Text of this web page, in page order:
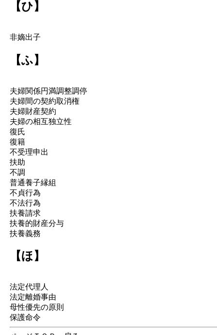
【ひ】
非嫡出子
【ふ】
夫婦関係円満調整調停
夫婦間の契約取消権
夫婦財産契約
夫婦の相互独立性
復氏
復籍
不受理申出
扶助
不調
普通養子縁組
不貞行為
不法行為
扶養請求
扶養的財産分与
扶養義務
【ほ】
法定代理人
法定離婚事由
母性優先の原則
保護命令